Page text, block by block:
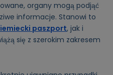
organy mogą podjąć
informacje. Stanowi to
paszport, jak i
się z szerokim zakresem